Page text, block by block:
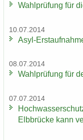
Wahl­prü­fung für
10.07.2014
Asyl-​
08.07.2014
Wahl­prü­fung für
07.07.2014
Elb­brü­cke kann